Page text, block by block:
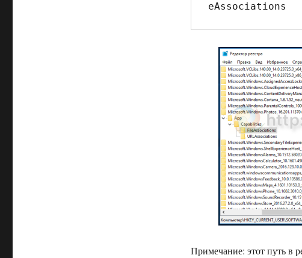
eAssociations
Примечание: этот путь в